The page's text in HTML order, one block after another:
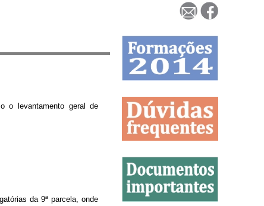
o levantamento geral de
da 9ª parcela, onde